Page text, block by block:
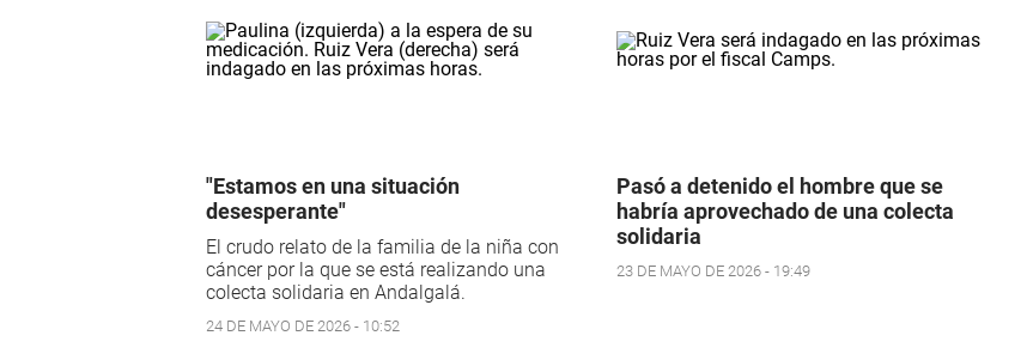
"Estamos en una situación
desesperante"
El crudo relato de la familia de la niña con
cáncer por la que se está realizando una
colecta solidaria en Andalgalá.
24 DE MAYO DE 2026 - 10:52
Pasó a detenido el hombre que se
habría aprovechado de una colecta
solidaria
23 DE MAYO DE 2026 - 19:49